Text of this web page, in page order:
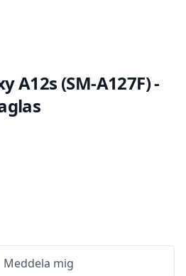
A12s (SM-A127F) -
Meddela mig